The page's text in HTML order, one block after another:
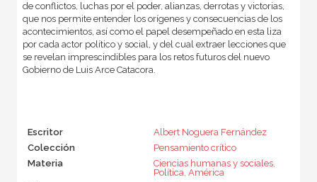
de conflictos, luchas por el poder, alianzas, derrotas y victorias,
que nos permite entender los orígenes y consecuencias de los
acontecimientos, así como el papel desempeñado en esta liza
por cada actor político y social, y del cual extraer lecciones que
se revelan imprescindibles para los retos futuros del nuevo
Gobierno de Luis Arce Catacora.
Escritor
Albert Noguera Fernández
Colección
Pensamiento crítico
Materia
Ciencias humanas y sociales,
Política, América